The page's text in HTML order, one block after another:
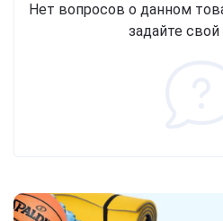
Нет вопросов о данном
задайте